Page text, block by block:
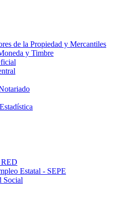
de la Propiedad y Mercantiles
y Timbre
RED
Estatal - SEPE
Social